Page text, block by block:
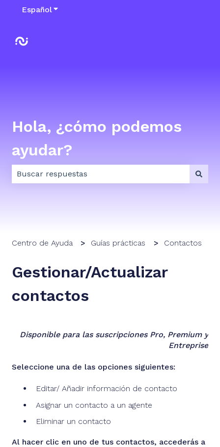
EspañolTraducciones de Mostrar submenú de
Hola, ¿cómo podemos
ayudar?
Centro de Ayuda Guías prácticas Contactos
Gestionar/Actualizar
contactos
Disponible para las suscripciones Pro, Premium y
Entreprise
Seleccione una de las opciones siguientes:
Editar/ Añadir información de contacto
Asignar un contacto a un agente
Eliminar un contacto
Al hacer clic en uno de tus contactos, accederás a